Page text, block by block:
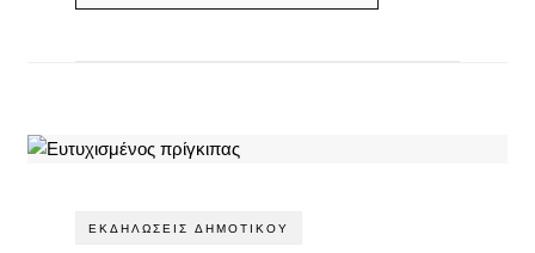
ΕΚΔΗΛΏΣΕΙΣ ΔΗΜΟΤΙΚΟΎ